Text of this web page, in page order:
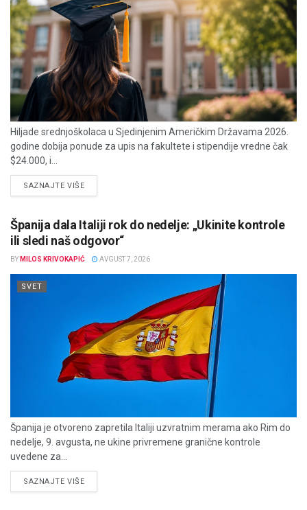
Hiljade srednjoškolaca u Sjedinjenim Američkim Državama 2026.
godine dobija ponude za upis na fakultete i stipendije vredne čak
$24.000, i...
SAZNAJTE VIŠEDETAILS
Španija dala Italiji rok do nedelje: „Ukinite kontrole
ili sledi naš odgovor“
BY MILOS KRIVOKAPIĆ AVGUST 7, 2026
SVET
Španija je otvoreno zapretila Italiji uzvratnim merama ako Rim do
nedelje, 9. avgusta, ne ukine privremene granične kontrole
uvedene za...
SAZNAJTE VIŠEDETAILS